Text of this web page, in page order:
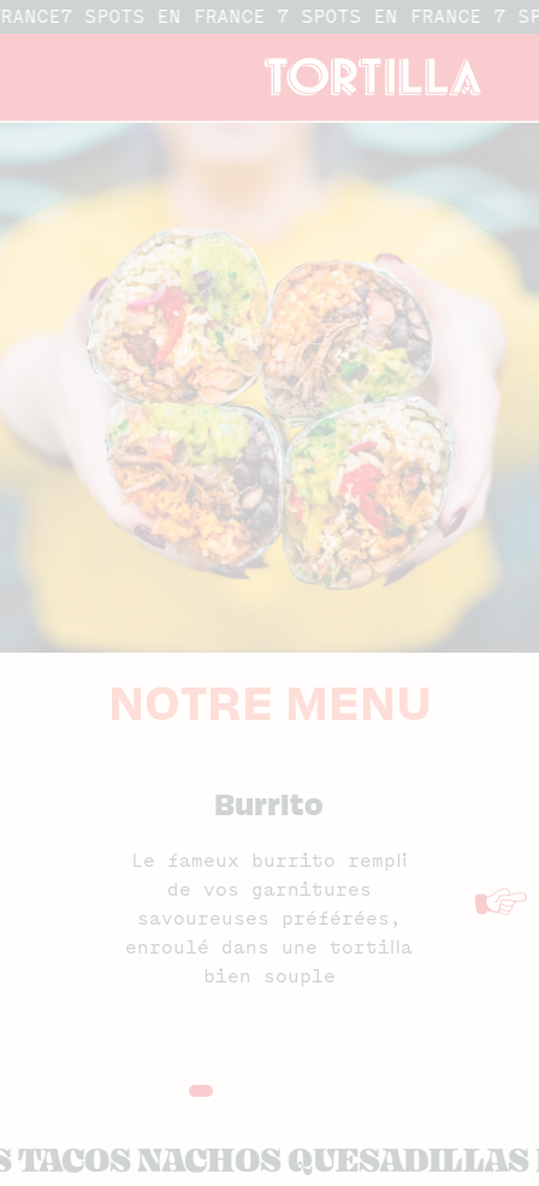
7 SPOTS EN FRANCE 7 SPOTS EN FRANCE 7
Freshly Made Burritos,
NOTRE MENU
Burrito
Le fameux burrito rempli
de vos garnitures
savoureuses préférées,
enroulé dans une tortilla
bien souple
NACHOS QUESADILLAS